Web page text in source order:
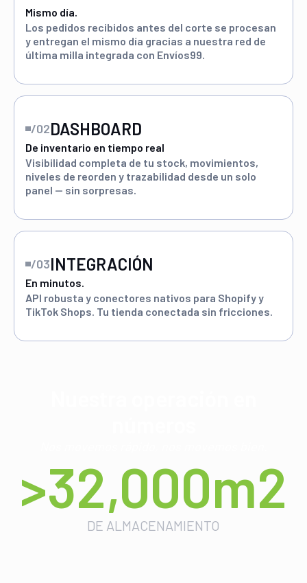
Mismo día.
Los pedidos recibidos antes del corte se procesan
y entregan el mismo día gracias a nuestra red de
última milla integrada con Envíos99.
/02DASHBOARD
De inventario en tiempo real
Visibilidad completa de tu stock, movimientos,
niveles de reorden y trazabilidad desde un solo
panel — sin sorpresas.
/03INTEGRACIÓN
En minutos.
API robusta y conectores nativos para Shopify y
TikTok Shops. Tu tienda conectada sin fricciones.
>32,000m2
DE ALMACENAMIENTO